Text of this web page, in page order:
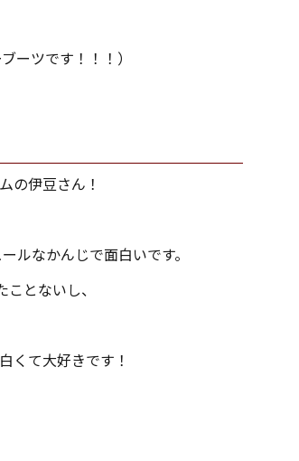
ーツです！！！）
の伊豆さん！
ルなかんじで面白いです。
とないし、
くて大好きです！